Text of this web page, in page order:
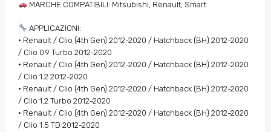
MARCHE COMPATIBILI: Mitsubishi, Renault, Smart
APPLICAZIONI:
• Renault / Clio (4th Gen) 2012-2020 / Hatchback (BH) 2012-2020
/ Clio 0.9 Turbo 2012-2020
• Renault / Clio (4th Gen) 2012-2020 / Hatchback (BH) 2012-2020
/ Clio 1.2 2012-2020
• Renault / Clio (4th Gen) 2012-2020 / Hatchback (BH) 2012-2020
/ Clio 1.2 Turbo 2012-2020
• Renault / Clio (4th Gen) 2012-2020 / Hatchback (BH) 2012-2020
/ Clio 1.5 TD 2012-2020